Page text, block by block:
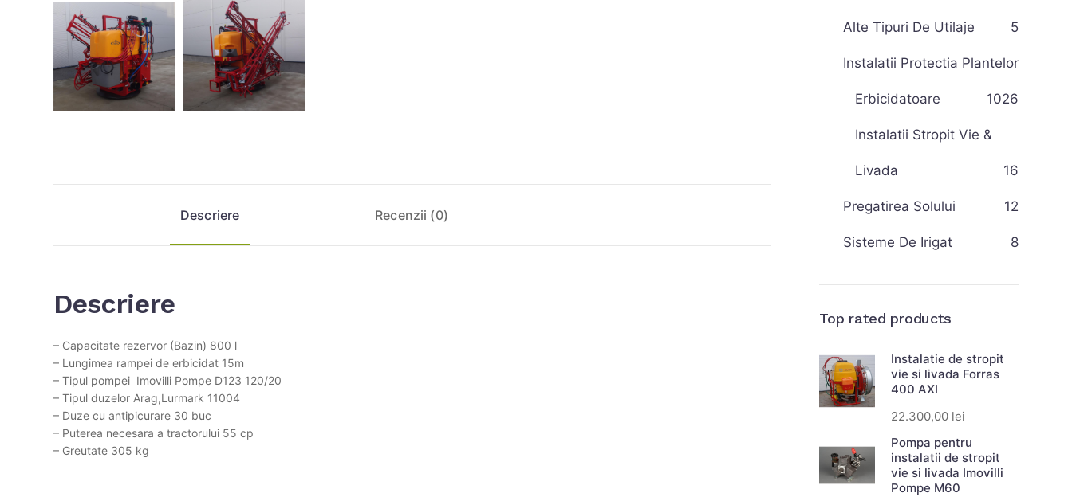
Descriere Recenzii (0)
Descriere
– Capacitate rezervor (Bazin) 800 l
– Lungimea rampei de erbicidat 15m
– Tipul pompei Imovilli Pompe D123 120/20
– Tipul duzelor Arag,Lurmark 11004
– Duze cu antipicurare 30 buc
– Puterea necesara a tractorului 55 cp
– Greutate 305 kg
Alte Tipuri De Utilaje 5
Instalatii Protectia Plantelor
26
Erbicidatoare 10
Instalatii Stropit Vie &
Livada 16
Pregatirea Solului 12
Sisteme De Irigat 8
Top rated products
Instalatie de stropit
vie si livada Forras
400 AXI
22.300,00 lei
Pompa pentru
instalatii de stropit
vie si livada Imovilli
Pompe M60